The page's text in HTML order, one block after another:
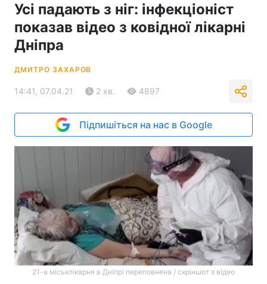
Усі падають з ніг: інфекціоніст
показав відео з ковідної лікарні
Дніпра
ДМИТРО ЗАХАРОВ
14:41, 07.04.21 2 хв. 4897
Підпишіться на нас в Google
21-а міськлікарня в Дніпрі переповнена / скріншот з відео